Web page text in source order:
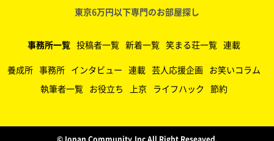
東京6万円以下専門のお部屋探し
事務所一覧 投稿者一覧 新着一覧 笑まる荘一覧 連載
養成所 事務所 インタビュー 連載 芸人応援企画 お笑いコラム
執筆者一覧 お役立ち 上京 ライフハック 節約
©️Jonan Community,Inc All Right Reseaved.